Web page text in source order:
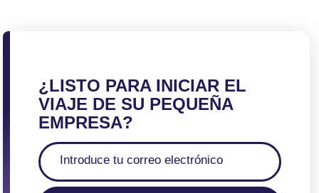
¿LISTO PARA INICIAR EL
VIAJE DE SU PEQUEÑA
EMPRESA?